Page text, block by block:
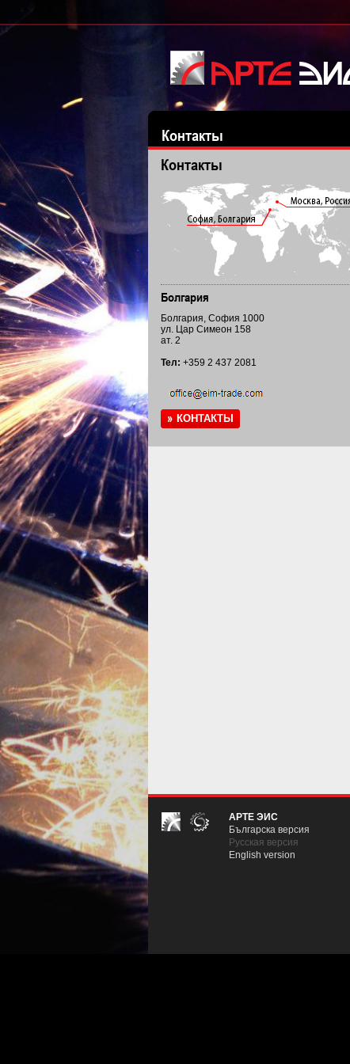
Контакты
Контакты
Бoлгария
Болгария, София 1000
ул. Цар Симеон 158
ат. 2
Тел: +359 2 437 2081
КОНТАКТЫ
АРТЕ ЭИС
Българска версия
Русская версия
English version